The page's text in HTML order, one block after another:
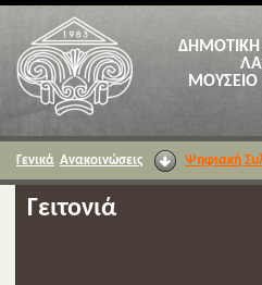
ΜΟΥΣΕΙΟ
Γενικά Ανακοινώσεις Ψηφιακή
Γειτονιά